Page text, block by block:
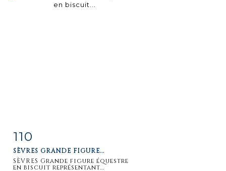
Item detail
110
SÈVRES GRANDE FIGURE...
SÈVRES Grande figure équestre
en biscuit représentant...